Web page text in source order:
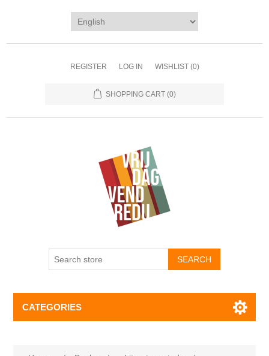
REGISTER LOG IN WISHLIST (0)
SHOPPING CART (0)
CATEGORIES